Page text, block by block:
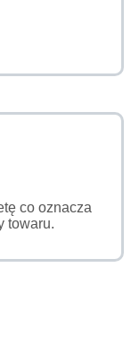
co oznacza
towaru.